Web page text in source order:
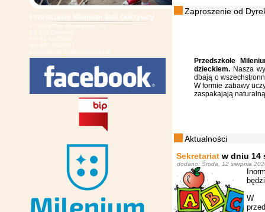
Przedszkole Milenium Mali Odkrywcy
ul. Leopolda Okulickiego 3a
62-200 Gniezno
tel: 61 4245007
tel: 690-942-977
przedszkole@milenium.edu.pl
Zaproszenie od
Przedszkole
dzieckiem. Nasza
dbają o
W formie zabawy
zaspakajają
Aktualności
Sekretariat w dniu 14
dodano: Środa, 12 sierpnia
W